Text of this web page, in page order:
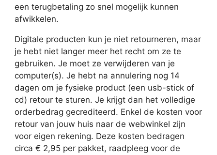
een terugbetaling zo snel mogelijk kunnen
afwikkelen.
Digitale producten kun je niet retourneren, maar
je hebt niet langer meer het recht om ze te
gebruiken. Je moet ze verwijderen van je
computer(s). Je hebt na annulering nog 14
dagen om je fysieke product (een usb-stick of
cd) retour te sturen. Je krijgt dan het volledige
orderbedrag gecrediteerd. Enkel de kosten voor
retour van jouw huis naar de webwinkel zijn
voor eigen rekening. Deze kosten bedragen
circa € 2,95 per pakket, raadpleeg voor de